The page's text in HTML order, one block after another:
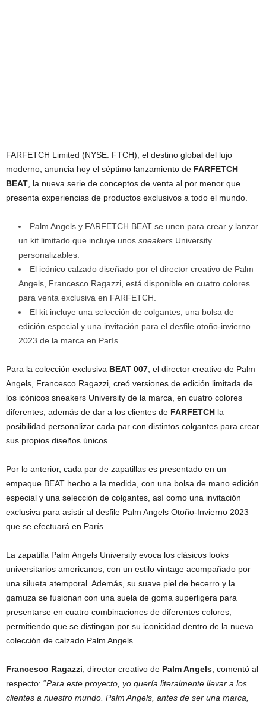
FARFETCH Limited (NYSE: FTCH), el destino global del lujo
moderno, anuncia hoy el séptimo lanzamiento de FARFETCH
BEAT , la nueva serie de conceptos de venta al por menor que
presenta experiencias de productos exclusivos a todo el mundo.
Palm Angels y FARFETCH BEAT se unen para crear y lanzar
un kit limitado que incluye unos sneakers University
personalizables.
El icónico calzado diseñado por el director creativo de Palm
Angels, Francesco Ragazzi, está disponible en cuatro colores
para venta exclusiva en FARFETCH.
El kit incluye una selección de colgantes, una bolsa de
edición especial y una invitación para el desfile otoño-invierno
2023 de la marca en París.
Para la colección exclusiva BEAT 007 , el director creativo de Palm
Angels, Francesco Ragazzi, creó versiones de edición limitada de
los icónicos sneakers University de la marca, en cuatro colores
diferentes, además de dar a los clientes de FARFETCH la
posibilidad personalizar cada par con distintos colgantes para crear
sus propios diseños únicos.
Por lo anterior, cada par de zapatillas es presentado en un
empaque BEAT hecho a la medida, con una bolsa de mano edición
especial y una selección de colgantes, así como una invitación
exclusiva para asistir al desfile Palm Angels Otoño-Invierno 2023
que se efectuará en París.
La zapatilla Palm Angels University evoca los clásicos looks
universitarios americanos, con un estilo vintage acompañado por
una silueta atemporal. Además, su suave piel de becerro y la
gamuza se fusionan con una suela de goma superligera para
presentarse en cuatro combinaciones de diferentes colores,
permitiendo que se distingan por su iconicidad dentro de la nueva
colección de calzado Palm Angels.
Francesco Ragazzi , director creativo de Palm Angels , comentó al
respecto: “Para este proyecto, yo quería literalmente llevar a los
clientes a nuestro mundo. Palm Angels, antes de ser una marca,